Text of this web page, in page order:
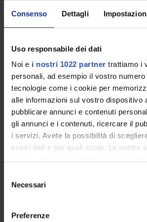
Consenso Dettagli
Uso responsabile dei dati
Noi e i nostri 1022 partner trattiamo i
personali, ad esempio il vostro
tecnologie come i cookie per
alle informazioni sul vostro dispositivo
pubblicare annunci e contenuti
gli annunci e i contenuti, ricercare il
i servizi. Avete la possibilità di
vostri dati e per quali scopi. Le vostre
modificare o revocare il proprio
momento dalla Dichiarazione sui
delNecessari
Preferenze
Degree Programme
Notices
Governing bodies
Rete formativa
OFFERTA FORMATIVA
CORSI DI LAUREA
CORSI DI LAUREA MAGISTRALE